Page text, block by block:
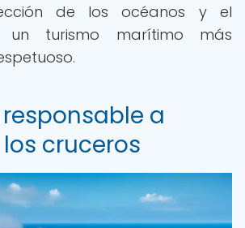
de los océanos y el
turismo marítimo más
a
cruceros